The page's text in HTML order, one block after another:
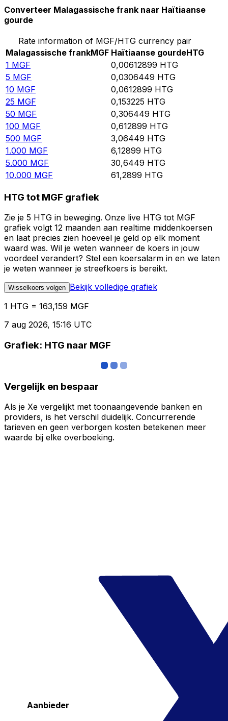
Converteer Malagassische frank naar Haïtiaanse
gourde
Rate information of MGF/HTG currency pair
Malagassische frankMGF Haïtiaanse gourdeHTG
1 MGF 0,00612899 HTG
5 MGF 0,0306449 HTG
10 MGF 0,0612899 HTG
25 MGF 0,153225 HTG
50 MGF 0,306449 HTG
100 MGF 0,612899 HTG
500 MGF 3,06449 HTG
1.000 MGF 6,12899 HTG
5.000 MGF 30,6449 HTG
10.000 MGF 61,2899 HTG
HTG tot MGF grafiek
Zie je 5 HTG in beweging. Onze live HTG tot MGF
grafiek volgt 12 maanden aan realtime middenkoersen
en laat precies zien hoeveel je geld op elk moment
waard was. Wil je weten wanneer de koers in jouw
voordeel verandert? Stel een koersalarm in en we laten
je weten wanneer je streefkoers is bereikt.
Wisselkoers volgen Bekijk volledige grafiek
1 HTG = 163,159 MGF
7 aug 2026, 15:16 UTC
Grafiek: HTG naar MGF
Vergelijk en bespaar
Als je Xe vergelijkt met toonaangevende banken en
providers, is het verschil duidelijk. Concurrerende
tarieven en geen verborgen kosten betekenen meer
waarde bij elke overboeking.
Aanbieder